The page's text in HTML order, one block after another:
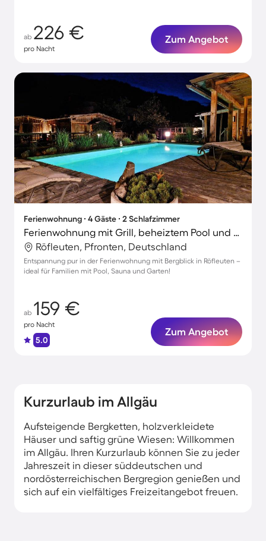
ab 226 €
pro Nacht
Zum Angebot
Ferienwohnung ∙ 4 Gäste ∙ 2 Schlafzimmer
Ferienwohnung mit Grill, beheiztem Pool und Sauna | Bergblick
Röfleuten, Pfronten, Deutschland
Entspannung pur in der Ferienwohnung mit Bergblick in Röfleuten –
ideal für Familien mit Pool, Sauna und Garten!
ab 159 €
pro Nacht
5.0
Zum Angebot
Kurzurlaub im Allgäu
Aufsteigende Bergketten, holzverkleidete
Häuser und saftig grüne Wiesen: Willkommen
im Allgäu. Ihren Kurzurlaub können Sie zu jeder
Jahreszeit in dieser süddeutschen und
nordösterreichischen Bergregion genießen und
sich auf ein vielfältiges Freizeitangebot freuen.